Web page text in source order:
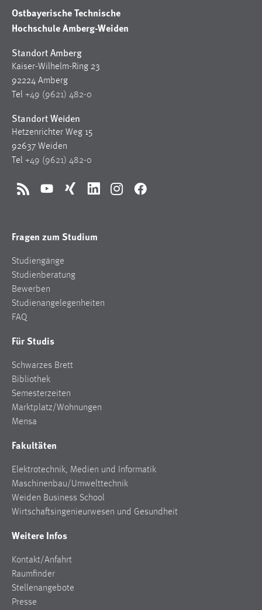
Ostbayerische Technische
Hochschule Amberg-Weiden
Standort Amberg
Kaiser-Wilhelm-Ring 23
92224 Amberg
Tel +49 (9621) 482-0
Standort Weiden
Hetzenrichter Weg 15
92637 Weiden
Tel +49 (9621) 482-0
RSS YouTubeXing LinkedInInstagramFacebook
Fragen zum Studium
Studiengänge
Studienberatung
Bewerben
Studienangelegenheiten
FAQ
Für Studis
Schwarzes Brett
Bibliothek
Semesterzeiten
Marktplatz/Wohnungen
Mensa
Fakultäten
Elektrotechnik, Medien und Informatik
Maschinenbau/Umwelttechnik
Weiden Business School
Wirtschaftsingenieurwesen und Gesundheit
Weitere Infos
Kontakt/Anfahrt
Raumfinder
Stellenangebote
Presse